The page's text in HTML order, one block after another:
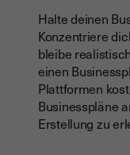
Halte deinen
Konzentriere
bleibe
einen
Plattformen
Businesspläne
Erstellung zu